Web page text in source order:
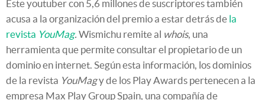
Este youtuber con 5,6 millones de suscriptores también
acusa a la organización del premio a estar detrás de la
revista YouMag. Wismichu remite al whois, una
herramienta que permite consultar el propietario de un
dominio en internet. Según esta información, los dominios
de la revista YouMagy de los Play Awards pertenecen a la
empresa Max Play Group Spain, una compañía de